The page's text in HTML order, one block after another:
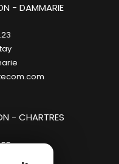
- CHARTRES
- DAMMARIE